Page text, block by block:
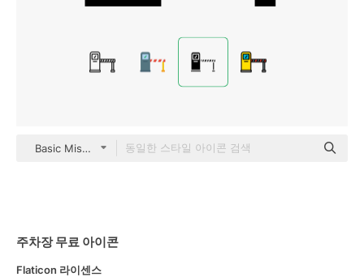
Basic Miscellany Fill
주차장 무료 아이콘
Flaticon 라이센스